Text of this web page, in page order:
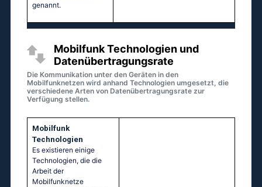
genannt.
Mobilfunk Technologien und
Datenübertragungsrate
Die Kommunikation unter den Geräten in den
Mobilfunknetzen wird anhand Technologien umgesetzt, die
verschiedene Arten von Datenübertragungsrate zur
Verfügung stellen.
Mobilfunk
Technologien
Es existieren einige
Technologien, die die
Arbeit der
Mobilfunknetze